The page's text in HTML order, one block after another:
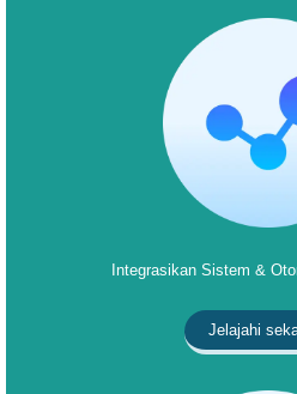
Integrasikan Sistem &
Jelajahi